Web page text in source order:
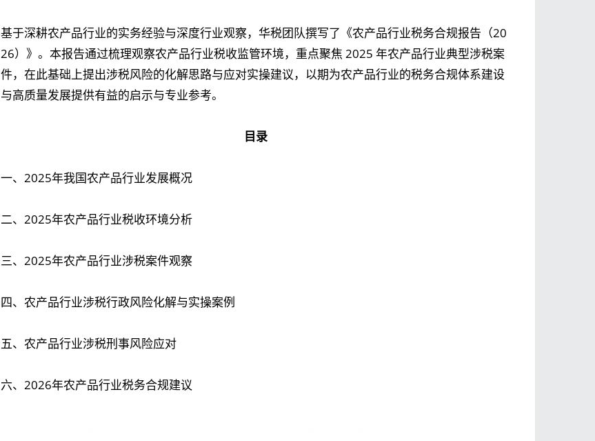
基于深耕农产品行业的实务经验与深度行业观察， 华税团队撰写了《农产品行业税务合规报告（20
26）》。本报告通过梳理观察农产品行业税收监管环境，重点聚焦 2025 年农产品行业典型涉税案
件，在此基础上提出涉税风险的化解思路与应对实操建议，以期为农产品行业的税务合规体系建设
与高质量发展提供有益的启示与专业参考。
目录
一、2025年我国农产品行业发展概况
二、2025年农产品行业税收环境分析
三、2025年农产品行业涉税案件观察
四、农产品行业涉税行政风险化解与实操案例
五、农产品行业涉税刑事风险应对
六、2026年农产品行业税务合规建议